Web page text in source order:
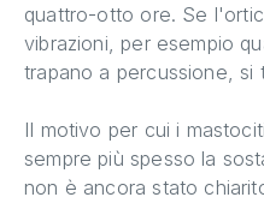
quattro-otto ore. Se
vibrazioni, per esempio
trapano a percussione, si
Il motivo per cui i
sempre più spesso la
non è ancora stato